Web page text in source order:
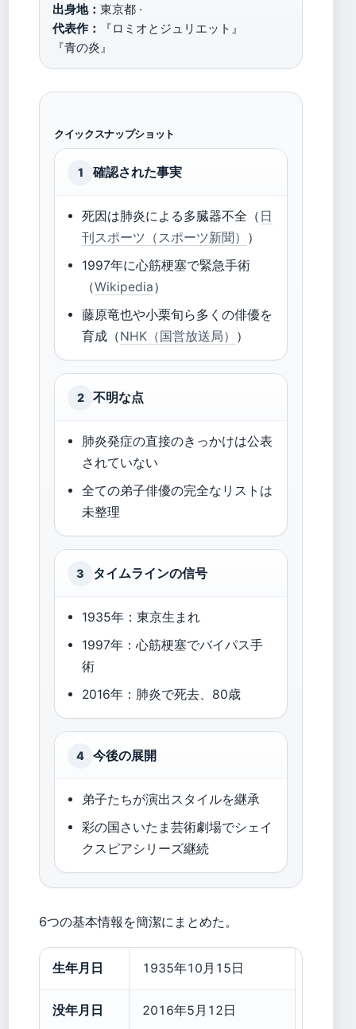
出身地： 東京都 ·
代表作：
『ロミオとジュリエット』
『青の炎』
クイックスナップショット
1 確認された事実
死因は肺炎による多臓器不全（ 日
刊スポーツ（スポーツ新聞） ）
1997年に心筋梗塞で緊急手術
（Wikipedia）
藤原竜也や小栗旬ら多くの俳優を
育成（NHK（国営放送局） ）
2 不明な点
肺炎発症の直接のきっかけは公表
されていない
全ての弟子俳優の完全なリストは
未整理
3 タイムラインの信号
1935年：東京生まれ
1997年：心筋梗塞でバイパス手
術
2016年：肺炎で死去、80歳
4 今後の展開
弟子たちが演出スタイルを継承
彩の国さいたま芸術劇場でシェイ
クスピアシリーズ継続
6つの基本情報を簡潔にまとめた。
生年月日 1935年10月15日
没年月日 2016年5月12日